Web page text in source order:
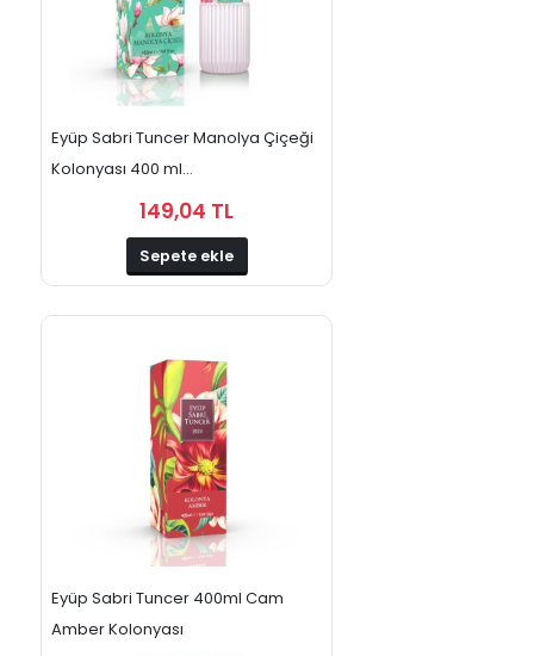
Eyüp Sabri Tuncer Manolya Çiçeği
Kolonyası 400 ml...
149,04 TL
Sepete ekle
Eyüp Sabri Tuncer 400ml Cam
Amber Kolonyası